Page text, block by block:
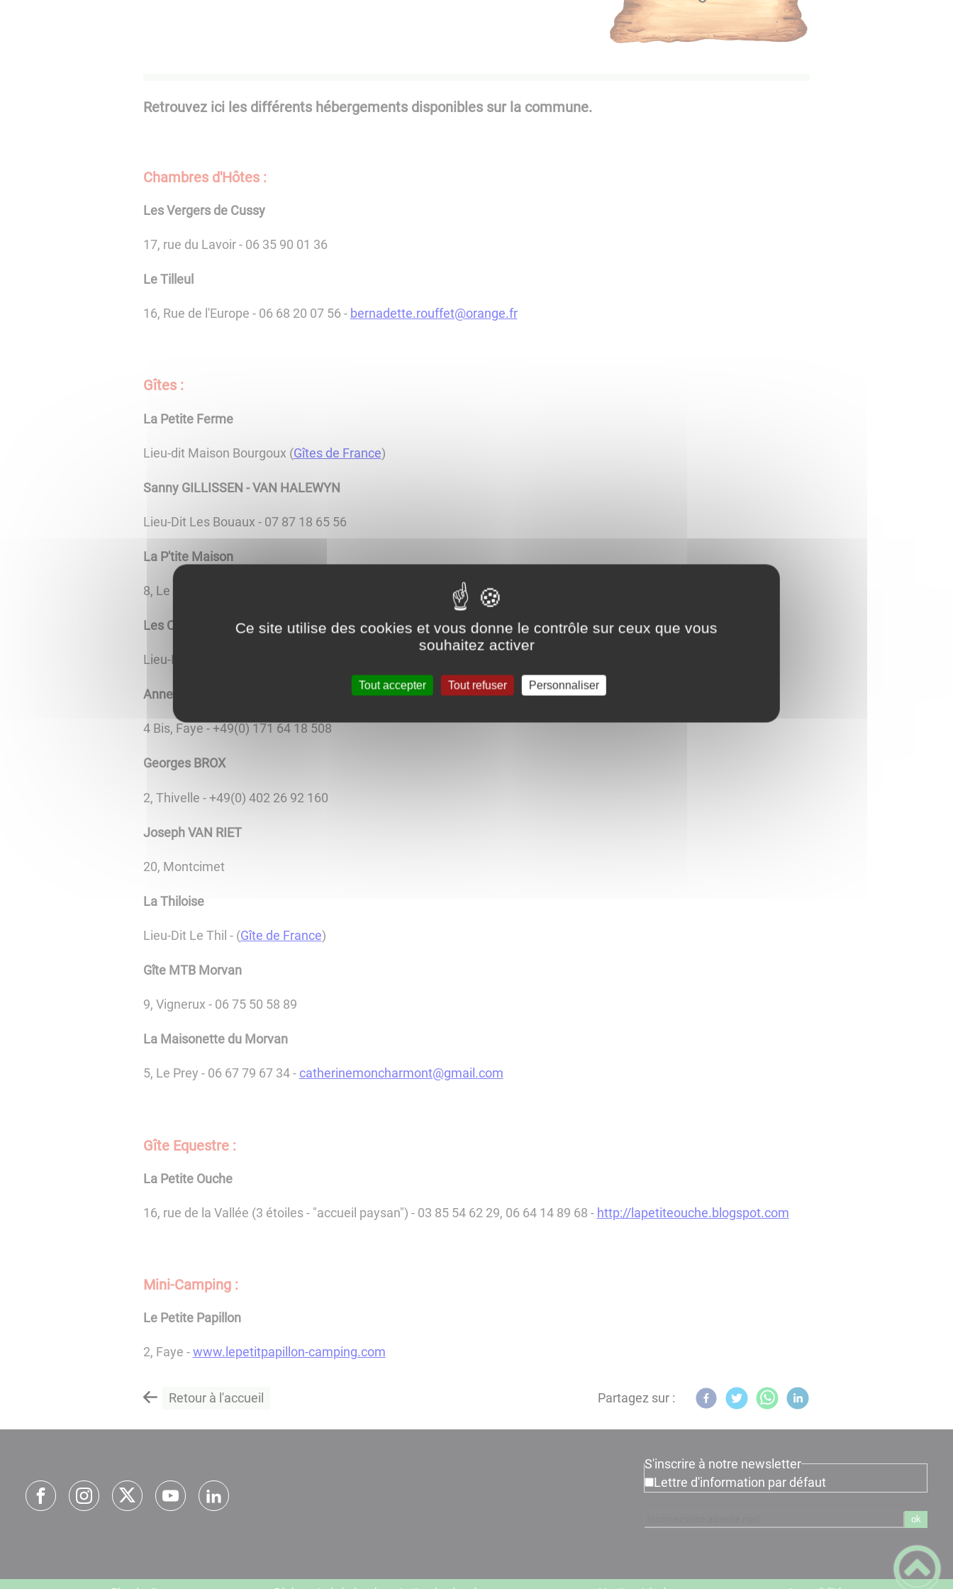
Retrouvez ici les différents hébergements disponibles sur la commune.
Chambres d'Hôtes :
Les Vergers de Cussy
17, rue du Lavoir - 06 35 90 01 36
Le Tilleul
16, Rue de l'Europe - 06 68 20 07 56 - bernadette.rouffet@orange.fr
Gîtes :
La Petite Ferme
Lieu-dit Maison Bourgoux (Gîtes de France)
Sanny GILLISSEN - VAN HALEWYN
Lieu-Dit Les Bouaux - 07 87 18 65 56
La P'tite Maison
8, Le Grand Pré - 03 85 54 60 97
Les Chats Zets
Lieu-Dit Les Chazets (
Annelie APEL
4 Bis, Faye - +49(0) 171 64 18 508
Georges BROX
2, Thivelle - +49(0) 402 26 92 160
Joseph VAN RIET
20, Montcimet
La Thiloise
Lieu-Dit Le Thil - (Gîte de France)
Gîte MTB Morvan
9, Vignerux - 06 75 50 58 89
La Maisonette du Morvan
5, Le Prey - 06 67 79 67 34 - catherinemoncharmont@gmail.com
Gîte Equestre :
La Petite Ouche
16, rue de la Vallée (3 étoiles - "accueil paysan") - 03 85 54 62 29, 06 64 14 89 68 - http://lapetiteouche.blogspot.com
Mini-Camping :
Le Petite Papillon
2, Faye -www.lepetitpapillon-camping.com
Retour à l'accueil Partagez sur :
S'inscrire à notre newsletter
Lettre d'information par défaut
ok
Ce site utilise des cookies et vous donne le contrôle sur ceux que vous
souhaitez activer
Tout accepter Tout refuser Personnaliser